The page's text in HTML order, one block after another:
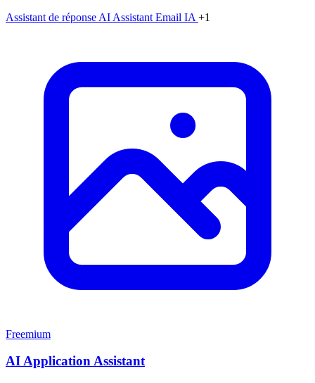
Assistant de réponse AI Assistant Email IA +1
Freemium
AI Application Assistant